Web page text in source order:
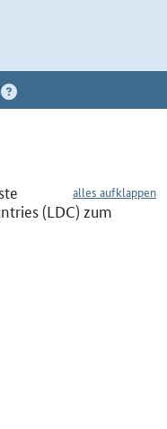
alles aufklappen
(LDC) zum